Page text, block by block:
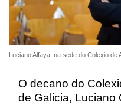
Luciano Alfaya, na sede do Colexio de
O decano do
de Galicia, Luciano